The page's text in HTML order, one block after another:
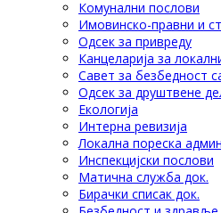
Комунални послови
Имовинско-правни и
Одсек за привреду
Канцеларија за
Савет за безбедност
Одсек за друштвене
Eкологија
Интерна ревизија
Локална пореска
Инспекцијски послови
Матична служба док.
Бирачки списак док.